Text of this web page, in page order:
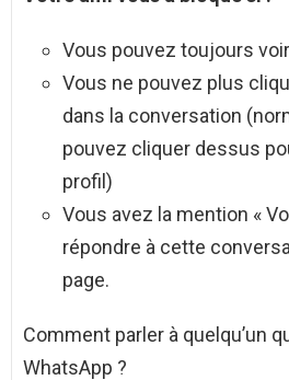
Vous pouvez toujours
Vous ne pouvez plus
dans la conversation
pouvez cliquer dessus
profil)
Vous avez la mention «
répondre à cette
page.
Comment parler à quelqu’un
WhatsApp ?